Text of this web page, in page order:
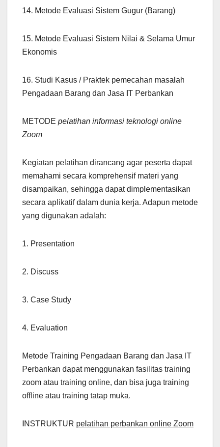
14. Metode Evaluasi Sistem Gugur (Barang)
15. Metode Evaluasi Sistem Nilai & Selama Umur
Ekonomis
16. Studi Kasus / Praktek pemecahan masalah
Pengadaan Barang dan Jasa IT Perbankan
METODE pelatihan informasi teknologi online
Zoom
Kegiatan pelatihan dirancang agar peserta dapat
memahami secara komprehensif materi yang
disampaikan, sehingga dapat dimplementasikan
secara aplikatif dalam dunia kerja. Adapun metode
yang digunakan adalah:
1. Presentation
2. Discuss
3. Case Study
4. Evaluation
Metode Training Pengadaan Barang dan Jasa IT
Perbankan dapat menggunakan fasilitas training
zoom atau training online, dan bisa juga training
offline atau training tatap muka.
INSTRUKTUR pelatihan perbankan online Zoom